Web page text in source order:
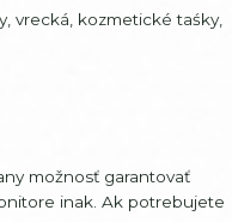
vrecká, kozmetické taśky,
možnosť garantovať
inak. Ak potrebujete